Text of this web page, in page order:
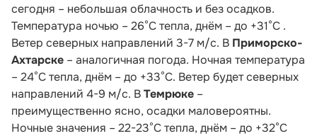
сегодня – небольшая облачность и без осадков.
Температура ночью – 26°С тепла, днём – до +31°С .
Ветер северных направлений 3-7 м/с. В Приморско-
Ахтарске – аналогичная погода. Ночная температура
– 24°С тепла, днём – до +33°С. Ветер будет северных
направлений 4-9 м/с. ВТемрюке –
преимущественно ясно, осадки маловероятны.
Ночные значения – 22-23°С тепла, днём – до +32°С